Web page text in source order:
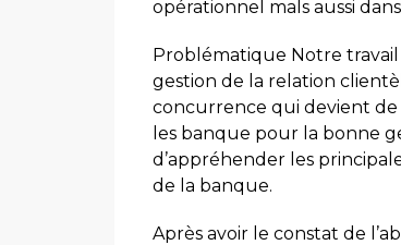
opérationnel mals aussi
Problématique Notre travail
gestion de la relation
concurrence qui devient de
les banque pour la bonne
d’appréhender les
de la banque.
Après avoir le constat de